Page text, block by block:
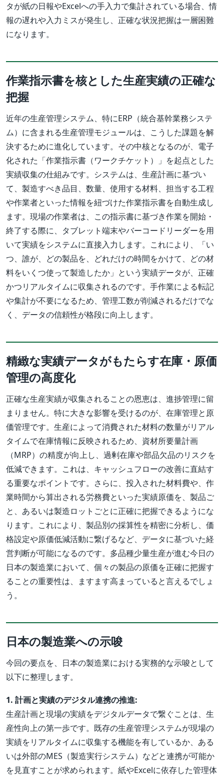
タが紙の日報やExcelへの手入力で集計されている場合、情
報の遅れや入力ミスが発生し、正確な状況把握は一層困難
になります。
作業指示書を核とした生産実績の正確な
把握
近年の生産管理システム、特にERP（統合基幹業務システ
ム）に含まれる生産管理モジュールは、こうした課題を解
決するために進化しています。その中核となるのが、電子
化された「作業指示書（ワークチケット）」を起点とした
実績収集の仕組みです。システムは、生産計画に基づい
て、製造すべき品目、数量、使用する材料、担当する工程
や作業者といった情報を紐づけた作業指示書を自動生成し
ます。現場の作業者は、この指示書に基づき作業を開始・
終了する際に、タブレット端末やバーコードリーダーを用
いて実績をシステムに直接入力します。これにより、「い
つ、誰が、どの製品を、どれだけの時間をかけて、どの材
料をいくつ使って製造したか」という実績データが、正確
かつリアルタイムに収集されるのです。手作業による転記
や集計が不要になるため、管理工数が削減されるだけでな
く、データの信頼性が格段に向上します。
精緻な実績データがもたらす在庫・原価
管理の高度化
正確な生産実績が収集されることの恩恵は、進捗管理に留
まりません。特に大きな影響を受けるのが、在庫管理と原
価管理です。生産によって消費された材料の数量がリアル
タイムで在庫情報に反映されるため、資材所要量計画
（MRP）の精度が向上し、過剰在庫や部品欠品のリスクを
低減できます。これは、キャッシュフローの改善に直結す
る重要なポイントです。さらに、投入された材料費や、作
業時間から算出される労務費といった実績原価を、製品ご
と、あるいは製造ロットごとに正確に把握できるようにな
ります。これにより、製品別の採算性を精密に分析し、価
格設定や原価低減活動に繋げるなど、データに基づいた経
営判断が可能になるのです。多品種少量生産が進む今日の
日本の製造業において、個々の製品の原価を正確に把握す
ることの重要性は、ますます高まっていると言えるでしょ
う。
日本の製造業への示唆
今回の要点を、日本の製造業における実務的な示唆として
以下に整理します。
1. 計画と実績のデジタル連携の推進:
生産計画と現場の実績をデジタルデータで繋ぐことは、生
産性向上の第一歩です。既存の生産管理システムが現場の
実績をリアルタイムに収集する機能を有しているか、ある
いは外部のMES（製造実行システム）などと連携が可能か
を見直すことが求められます。紙やExcelに依存した管理体